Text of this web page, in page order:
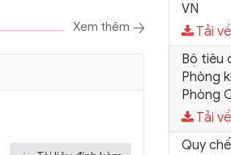
Xem thêm
VN
Tải về
Bộ tiêu
Phòng
Phòng
Tải về
Quy